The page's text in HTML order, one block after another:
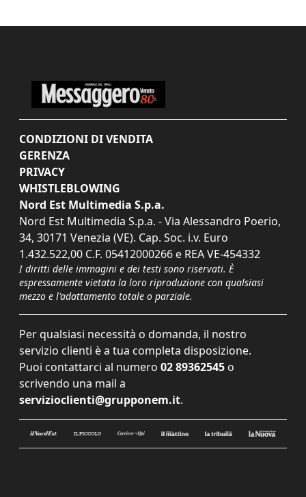
CONDIZIONI DI VENDITA
GERENZA
PRIVACY
WHISTLEBLOWING
Nord Est Multimedia S.p.a.
Nord Est Multimedia S.p.a. - Via Alessandro Poerio,
34, 30171 Venezia (VE). Cap. Soc. i.v. Euro
1.432.522,00 C.F. 05412000266 e REA VE-454332
I diritti delle immagini e dei testi sono riservati. È
espressamente vietata la loro riproduzione con qualsiasi
mezzo e l'adattamento totale o parziale.
Per qualsiasi necessità o domanda, il nostro
servizio clienti è a tua completa disposizione.
Puoi contattarci al numero 02 89362545 o
scrivendo una mail a
servizioclienti@grupponem.it.